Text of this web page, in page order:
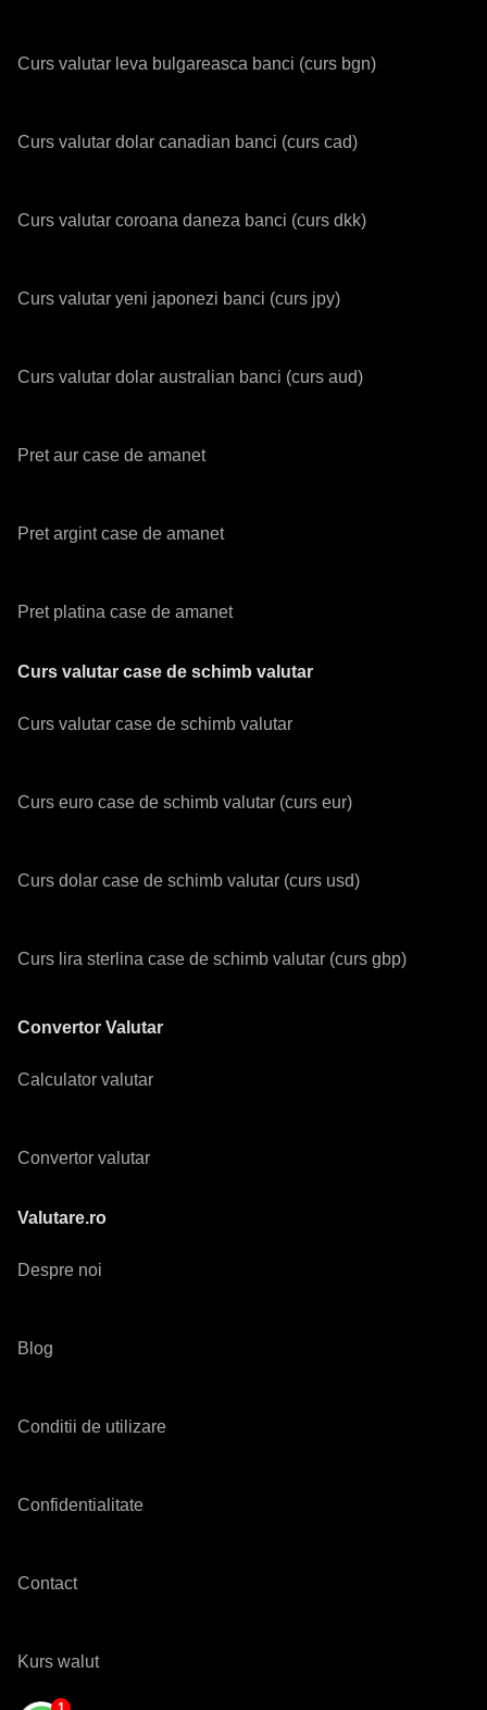
Curs valutar leva bulgareasca banci (curs bgn)
Curs valutar dolar canadian banci (curs cad)
Curs valutar coroana daneza banci (curs dkk)
Curs valutar yeni japonezi banci (curs jpy)
Curs valutar dolar australian banci (curs aud)
Pret aur case de amanet
Pret argint case de amanet
Pret platina case de amanet
Curs valutar case de schimb valutar
Curs valutar case de schimb valutar
Curs euro case de schimb valutar (curs eur)
Curs dolar case de schimb valutar (curs usd)
Curs lira sterlina case de schimb valutar (curs gbp)
Convertor Valutar
Calculator valutar
Convertor valutar
Valutare.ro
Despre noi
Blog
Conditii de utilizare
Confidentialitate
Contact
Kurs walut